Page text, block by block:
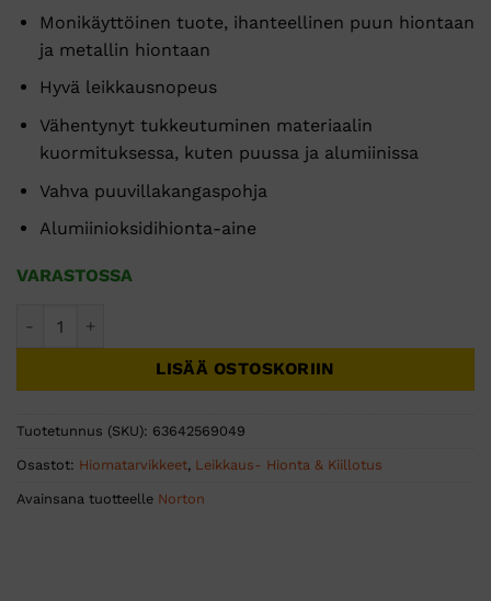
Monikäyttöinen tuote, ihanteellinen puun hiontaan
ja metallin hiontaan
Hyvä leikkausnopeus
Vähentynyt tukkeutuminen materiaalin
kuormituksessa, kuten puussa ja alumiinissa
Vahva puuvillakangaspohja
Alumiinioksidihionta-aine
VARASTOSSA
LISÄÄ OSTOSKORIIN
Tuotetunnus (SKU): 63642569049
Osastot: Hiomatarvikkeet, Leikkaus- Hionta & Kiillotus
Avainsana tuotteelle Norton